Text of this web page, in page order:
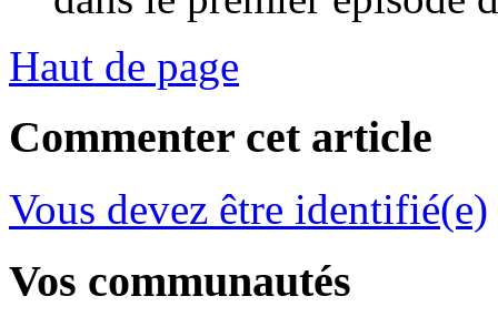
Haut de page
Commenter cet article
Vous devez être identifié(e)
Vos communautés